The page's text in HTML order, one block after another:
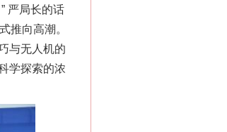
严局长的话
推向高潮。
与无人机的
学探索的浓